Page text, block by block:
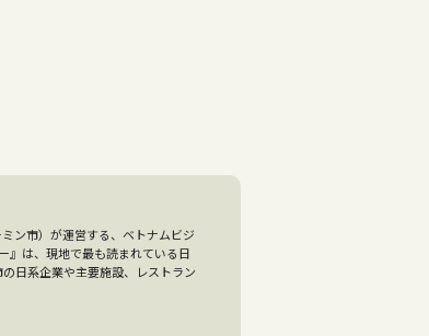
ン市）が運営する、ベトナムビジ
』は、現地で最も読まれている日
日系企業や主要施設、レストラン